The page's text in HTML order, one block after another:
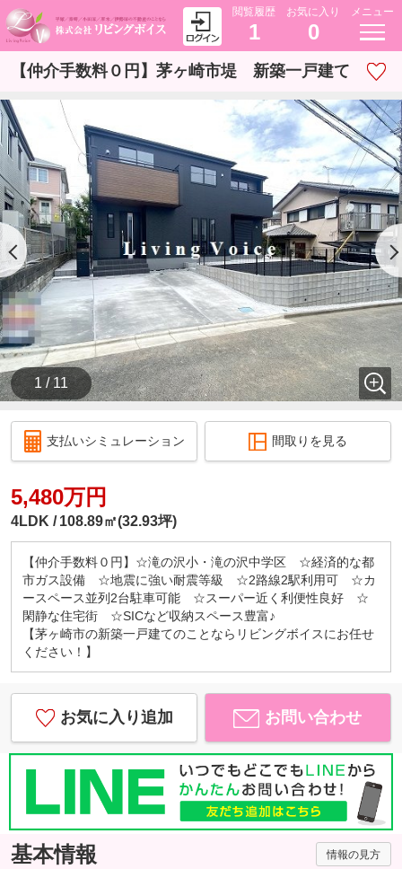
閲覧履歴
1
お気に入り
0
メニュー
【仲介手数料０円】茅ヶ崎市堤 新築一戸建て
1 / 11
支払いシミュレーション 間取りを見る
5,480万円
4LDK 108.89㎡(32.93坪)
【仲介手数料０円】☆滝の沢小・滝の沢中学区 ☆経済的な都
市ガス設備 ☆地震に強い耐震等級 ☆2路線2駅利用可 ☆カ
ースペース並列2台駐車可能 ☆スーパー近く利便性良好 ☆
閑静な住宅街 ☆SICなど収納スペース豊富♪
【茅ヶ崎市の新築一戸建てのことならリビングボイスにお任せ
ください！】
お気に入り追加 お問い合わせ
基本情報 情報の見方